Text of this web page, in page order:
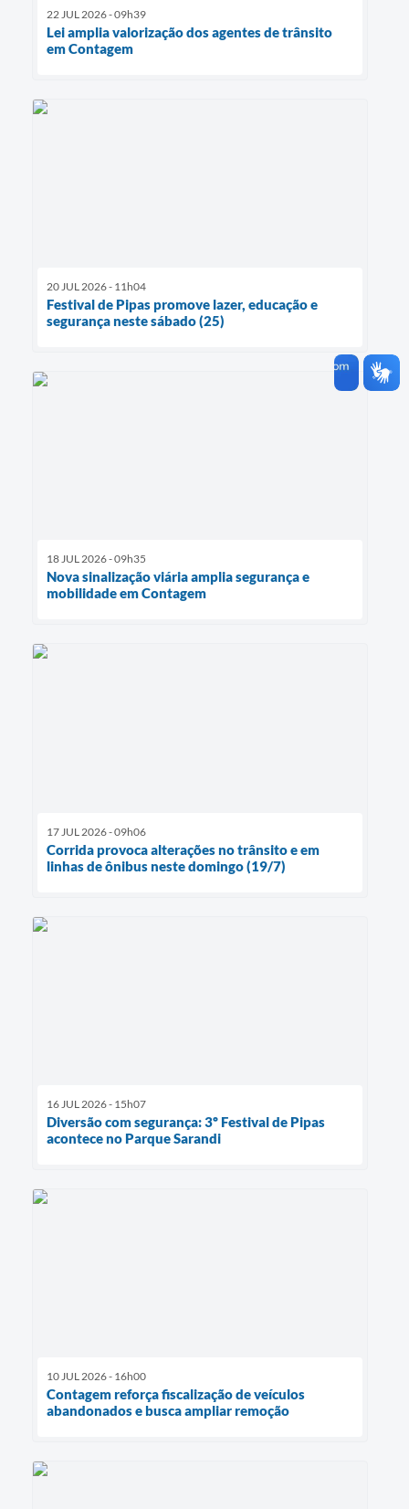
22 JUL 2026 - 09h39
Lei amplia valorização dos agentes de trânsito
em Contagem
20 JUL 2026 - 11h04
Festival de Pipas promove lazer, educação e
segurança neste sábado (25)
18 JUL 2026 - 09h35
Nova sinalização viária amplia segurança e
mobilidade em Contagem
17 JUL 2026 - 09h06
Corrida provoca alterações no trânsito e em
linhas de ônibus neste domingo (19/7)
16 JUL 2026 - 15h07
Diversão com segurança: 3º Festival de Pipas
acontece no Parque Sarandi
10 JUL 2026 - 16h00
Contagem reforça fiscalização de veículos
abandonados e busca ampliar remoção